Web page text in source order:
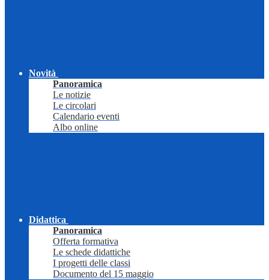
Novità
Panoramica
Le notizie
Le circolari
Calendario eventi
Albo online
Didattica
Panoramica
Offerta formativa
Le schede didattiche
I progetti delle classi
Documento del 15 maggio